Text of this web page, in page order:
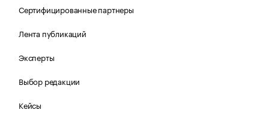
Сертифицированные партнеры
Лента публикаций
Эксперты
Выбор редакции
Кейсы